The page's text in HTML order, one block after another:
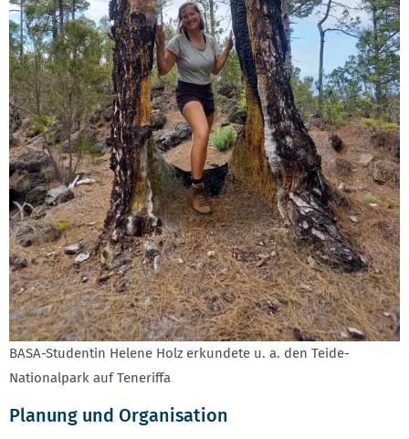
BASA-Studentin Helene Holz erkundete u. a. den Teide-
Nationalpark auf Teneriffa
Planung und Organisation